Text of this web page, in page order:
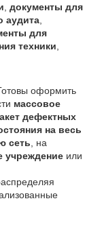
документы для
аудита
для
техники
оформить
массовое
дефектных
на весь
сеть , на
учреждение или